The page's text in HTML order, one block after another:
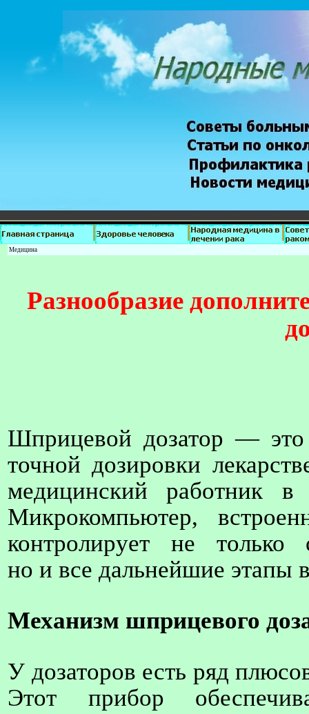
Медицина
Разнообразие
Шприцевой дозатор — это
точной дозировки
медицинский работник в
Микрокомпьютер,
контролирует не только
но и все дальнейшие этапы
Механизм шприцевого
У дозаторов есть ряд
Этот прибор